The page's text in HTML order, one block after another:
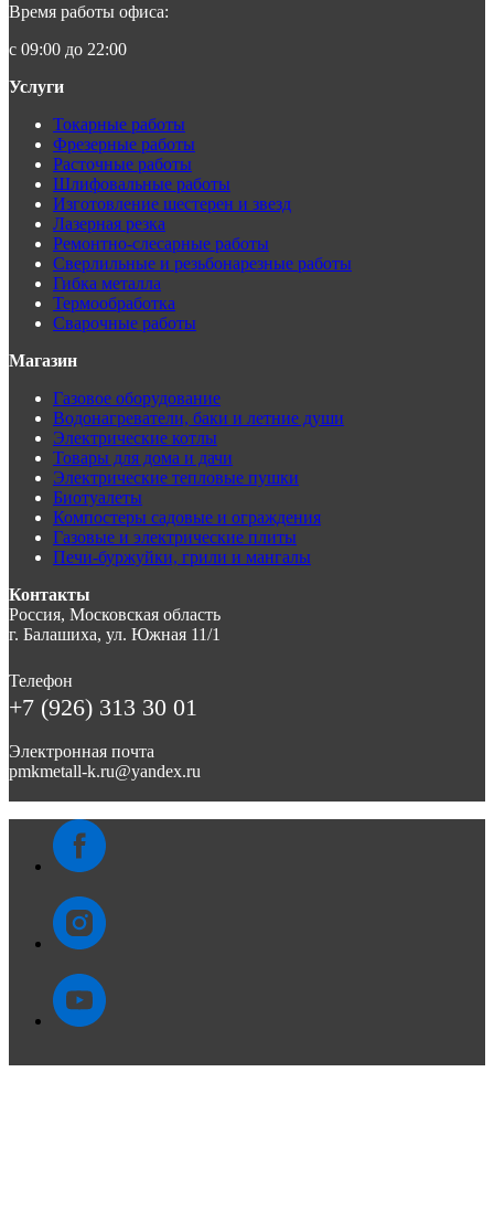
Время работы офиса:
с 09:00 до 22:00
Услуги
Токарные работы
Фрезерные работы
Расточные работы
Шлифовальные работы
Изготовление шестерен и звезд
Лазерная резка
Ремонтно-слесарные работы
Сверлильные и резьбонарезные работы
Гибка металла
Термообработка
Сварочные работы
Магазин
Газовое оборудование
Водонагреватели, баки и летние души
Электрические котлы
Товары для дома и дачи
Электрические тепловые пушки
Биотуалеты
Компостеры садовые и ограждения
Газовые и электрические плиты
Печи-буржуйки, грили и мангалы
Контакты
Россия, Московская область
г. Балашиха, ул. Южная 11/1
Телефон
+7 (926) 313 30 01
Электронная почта
pmkmetall-k.ru@yandex.ru